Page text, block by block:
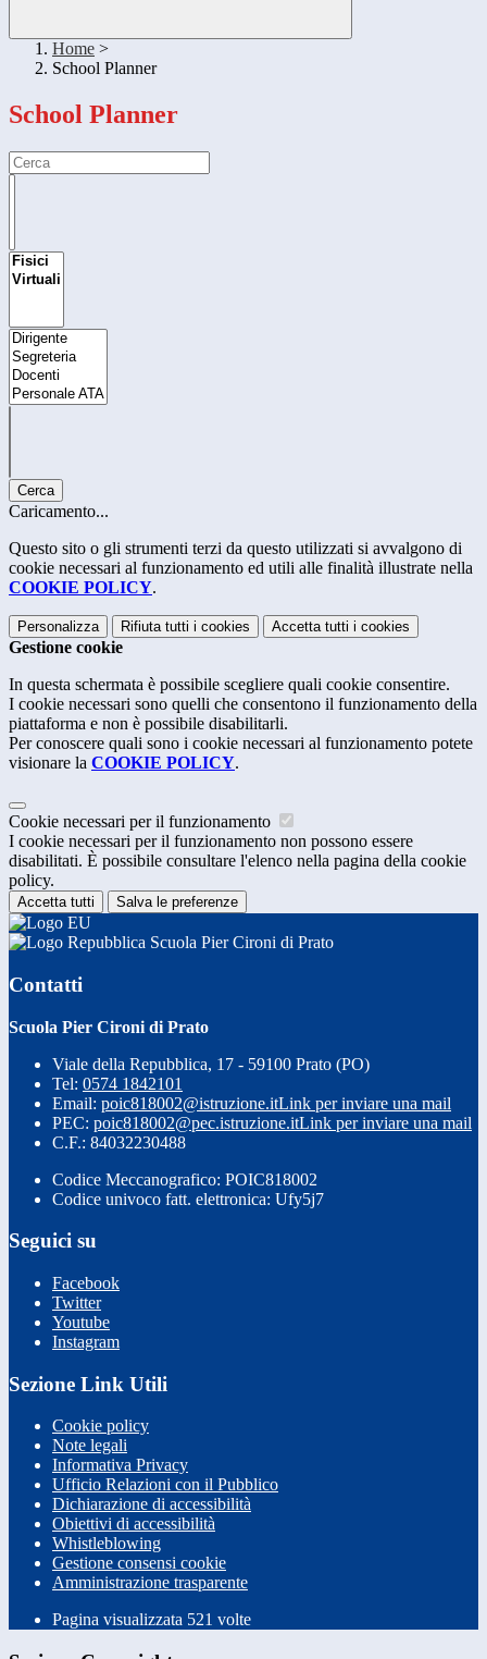
Home >
School Planner
School Planner
Cerca
Caricamento...
Questo sito o gli strumenti terzi da questo utilizzati si avvalgono di
cookie necessari al funzionamento ed utili alle finalità illustrate nella
COOKIE POLICY.
Personalizza Rifiuta tutti i cookies Accetta tutti i cookies
Gestione cookie
In questa schermata è possibile scegliere quali cookie consentire.
I cookie necessari sono quelli che consentono il funzionamento della
piattaforma e non è possibile disabilitarli.
Per conoscere quali sono i cookie necessari al funzionamento potete
visionare la COOKIE POLICY.
Cookie necessari per il funzionamento
I cookie necessari per il funzionamento non possono essere
disabilitati. È possibile consultare l'elenco nella pagina della cookie
policy.
Accetta tutti Salva le preferenze
Scuola Pier Cironi di Prato
Contatti
Scuola Pier Cironi di Prato
Viale della Repubblica, 17 - 59100 Prato (PO)
Tel: 0574 1842101
Email: poic818002@istruzione.itLink per inviare una mail
PEC: poic818002@pec.istruzione.itLink per inviare una mail
C.F.: 84032230488
Codice Meccanografico: POIC818002
Codice univoco fatt. elettronica: Ufy5j7
Seguici su
Facebook
Twitter
Youtube
Instagram
Sezione Link Utili
Cookie policy
Note legali
Informativa Privacy
Ufficio Relazioni con il Pubblico
Dichiarazione di accessibilità
Obiettivi di accessibilità
Whistleblowing
Gestione consensi cookie
Amministrazione trasparente
Pagina visualizzata 521 volte